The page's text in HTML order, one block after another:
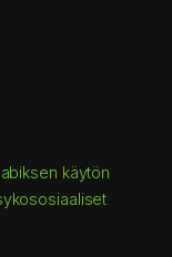
käytön